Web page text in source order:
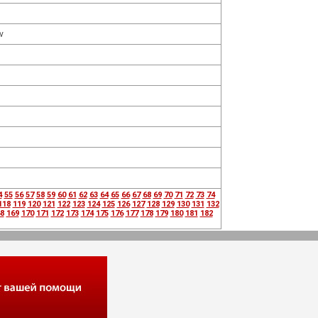
55 56 57 58 59 60 61 62 63 64 65 66 67 68 69 70 71 72 73 74
119 120 121 122 123 124 125 126 127 128 129 130 131 132
169 170 171 172 173 174 175 176 177 178 179 180 181 182